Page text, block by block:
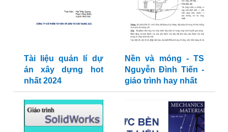
Tài liệu quản lí dự
án xây dựng hot
nhất 2024
Nền và móng - TS
Nguyễn Đình Tiến -
giáo trình hay nhất